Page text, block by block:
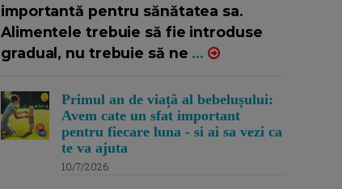
importantă pentru sănătatea sa.
Alimentele trebuie să fie introduse
gradual, nu trebuie să ne ...
Primul an de viață al bebelușului:
Avem cate un sfat important
pentru fiecare luna - si ai sa vezi ca
te va ajuta
10/7/2026